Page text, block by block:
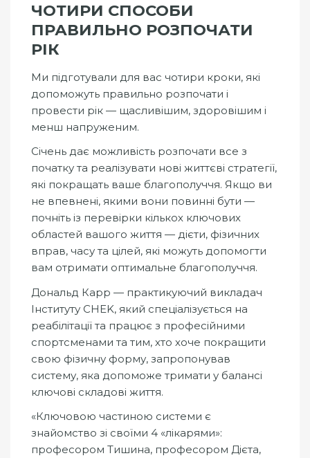
ЧОТИРИ СПОСОБИ
ПРАВИЛЬНО РОЗПОЧАТИ
РІК
Ми підготували для вас чотири кроки, які
допоможуть правильно розпочати і
провести рік — щасливішим, здоровішим і
менш напруженим.
Січень дає можливість розпочати все з
початку та реалізувати нові життєві стратегії,
які покращать ваше благополуччя. Якщо ви
не впевнені, якими вони повинні бути —
почніть із перевірки кількох ключових
областей вашого життя — дієти, фізичних
вправ, часу та цілей, які можуть допомогти
вам отримати оптимальне благополуччя.
Дональд Карр — практикуючий викладач
Інституту CHEK, який спеціалізується на
реабілітації та працює з професійними
спортсменами та тим, хто хоче покращити
свою фізичну форму, запропонував
систему, яка допоможе тримати у балансі
ключові складові життя.
«Ключовою частиною системи є
знайомство зі своїми 4 «лікарями»:
професором Тишина, професором Дієта,